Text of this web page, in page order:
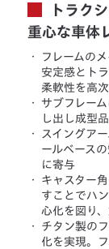
トラク
重心な車体
・
フレームの
安定感とト
柔軟性を高
・
サブフレー
し出し成型
・
スイングア
ールベース
に寄与
・
キャスター
すことでハ
心化を図り
・
チタン製の
化を実現。